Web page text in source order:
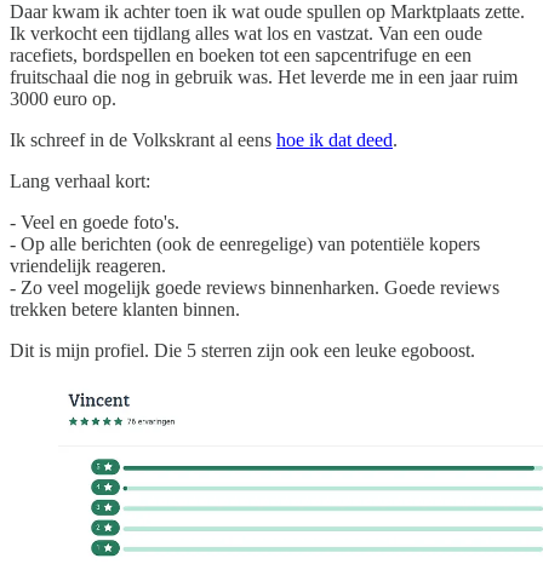
Daar kwam ik achter toen ik wat oude spullen op Marktplaats zette.
Ik verkocht een tijdlang alles wat los en vastzat. Van een oude
racefiets, bordspellen en boeken tot een sapcentrifuge en een
fruitschaal die nog in gebruik was. Het leverde me in een jaar ruim
3000 euro op.
Ik schreef in de Volkskrant al eens hoe ik dat deed.
Lang verhaal kort:
- Veel en goede foto's.
- Op alle berichten (ook de eenregelige) van potentiële kopers
vriendelijk reageren.
- Zo veel mogelijk goede reviews binnenharken. Goede reviews
trekken betere klanten binnen.
Dit is mijn profiel. Die 5 sterren zijn ook een leuke egoboost.